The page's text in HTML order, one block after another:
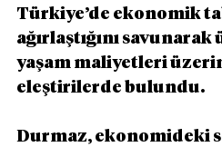
Türkiye’de ekonomik
ağırlaştığını
yaşam maliyetleri
eleştirilerde bulundu.
Durmaz, ekonomideki